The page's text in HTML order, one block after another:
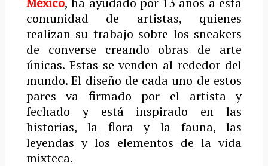
comunidad de artistas, quienes
realizan su trabajo sobre los sneakers
de converse creando obras de arte
únicas. Estas se venden al rededor del
mundo. El diseño de cada uno de estos
pares va firmado por el artista y
fechado y está inspirado en las
historias, la flora y la fauna, las
leyendas y los elementos de la vida
mixteca.